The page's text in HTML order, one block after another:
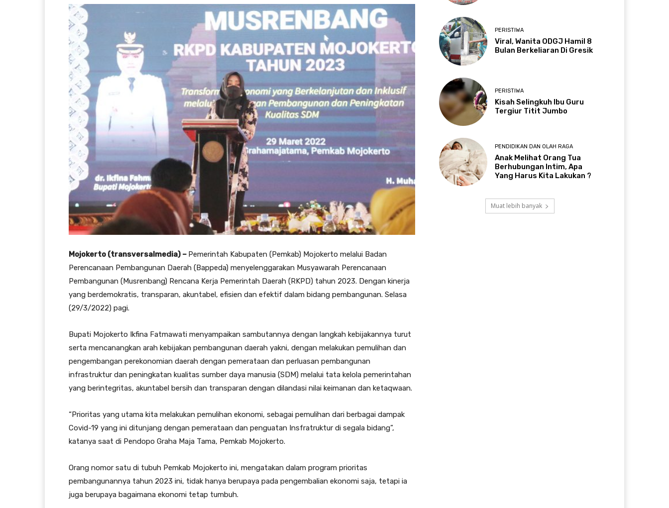
Mojokerto (transversalmedia) – Pemerintah Kabupaten (Pemkab) Mojokerto melalui Badan
Perencanaan Pembangunan Daerah (Bappeda) menyelenggarakan Musyawarah Perencanaan
Pembangunan (Musrenbang) Rencana Kerja Pemerintah Daerah (RKPD) tahun 2023. Dengan kinerja
yang berdemokratis, transparan, akuntabel, efisien dan efektif dalam bidang pembangunan. Selasa
(29/3/2022) pagi.
Bupati Mojokerto Ikfina Fatmawati menyampaikan sambutannya dengan langkah kebijakannya turut
serta mencanangkan arah kebijakan pembangunan daerah yakni, dengan melakukan pemulihan dan
pengembangan perekonomian daerah dengan pemerataan dan perluasan pembangunan
infrastruktur dan peningkatan kualitas sumber daya manusia (SDM) melalui tata kelola pemerintahan
yang berintegritas, akuntabel bersih dan transparan dengan dilandasi nilai keimanan dan ketaqwaan.
“Prioritas yang utama kita melakukan pemulihan ekonomi, sebagai pemulihan dari berbagai dampak
Covid-19 yang ini ditunjang dengan pemerataan dan penguatan Insfratruktur di segala bidang”,
katanya saat di Pendopo Graha Maja Tama, Pemkab Mojokerto.
Orang nomor satu di tubuh Pemkab Mojokerto ini, mengatakan dalam program prioritas
pembangunannya tahun 2023 ini, tidak hanya berupaya pada pengembalian ekonomi saja, tetapi ia
juga berupaya bagaimana ekonomi tetap tumbuh.
PERISTIWA
Viral, Wanita ODGJ Hamil 8
Bulan Berkeliaran Di Gresik
PERISTIWA
Kisah Selingkuh Ibu Guru
Tergiur Titit Jumbo
PENDIDIKAN DAN OLAH RAGA
Anak Melihat Orang Tua
Berhubungan Intim, Apa
Yang Harus Kita Lakukan ?
Muat lebih banyak